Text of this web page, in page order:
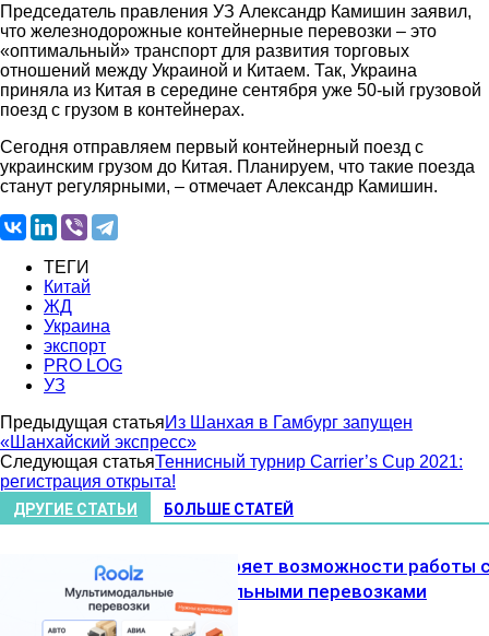
Председатель правления УЗ Александр Камишин заявил,
что железнодорожные контейнерные перевозки – это
«оптимальный» транспорт для развития торговых
отношений между Украиной и Китаем. Так, Украина
приняла из Китая в середине сентября уже 50-ый грузовой
поезд с грузом в контейнерах.
Сегодня отправляем первый контейнерный поезд с
украинским грузом до Китая. Планируем, что такие поезда
станут регулярными, – отмечает Александр Камишин.
ТЕГИ
Китай
ЖД
Украина
экспорт
PRO LOG
УЗ
Предыдущая статьяИз Шанхая в Гамбург запущен
«Шанхайский экспресс»
Следующая статьяТеннисный турнир Carrier’s Cup 2021:
регистрация открыта!
ДРУГИЕ СТАТЬИ БОЛЬШЕ СТАТЕЙ
Roolz расширяет возможности работы
мультимодальными перевозками